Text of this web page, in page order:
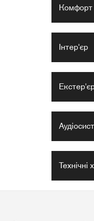
Комфорт
Інтер'єр